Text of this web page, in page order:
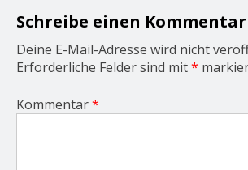
o
n
Schreibe einen Kommentar
Deine E-Mail-Adresse wird nicht
Erforderliche Felder sind mit*
Kommentar*